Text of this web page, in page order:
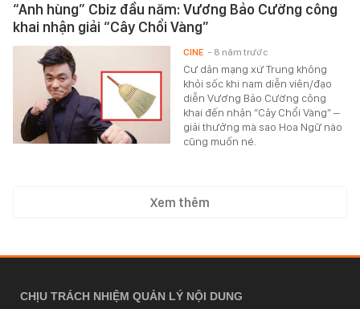
“Anh hùng” Cbiz đầu năm: Vương Bảo Cường công
khai nhận giải “Cây Chổi Vàng”
Cư dân mạng xứ Trung không
khỏi sốc khi nam diễn viên/đạo
diễn Vương Bảo Cường công
khai đến nhận “Cây Chổi Vàng” –
giải thưởng mà sao Hoa Ngữ nào
cũng muốn né.
CINE - 8 năm trước
Xem thêm
CHỊU TRÁCH NHIỆM QUẢN LÝ NỘI DUNG